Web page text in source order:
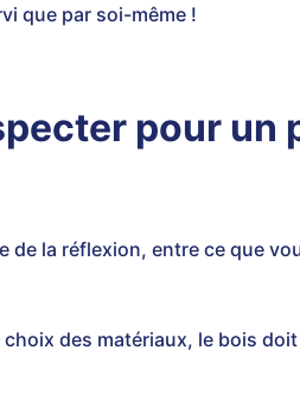
que par soi-même !
pour un
de la réflexion, entre ce que
des matériaux, le bois